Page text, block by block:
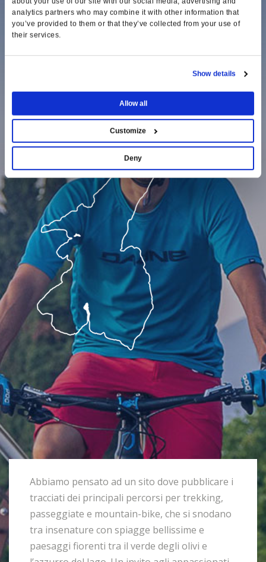
analytics partners who may combine it with other information that
you’ve provided to them or that they’ve collected from your use of
their services.
Show details
Allow all
Customize
Deny
VALEGGIO SUL MINCIO
Abbiamo pensato ad un sito dove pubblicare i
tracciati dei principali percorsi per trekking,
passeggiate e mountain-bike, che si snodano
tra insenature con spiagge bellissime e
paesaggi fiorenti tra il verde degli olivi e